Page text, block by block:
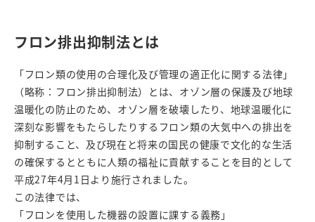
フロン排出抑制法とは
「フロン類の使用の合理化及び管理の適正化に関する法律」
（略称：フロン排出抑制法）とは、オゾン層の保護及び地球
温暖化の防止のため、オゾン層を破壊したり、地球温暖化に
深刻な影響をもたらしたりするフロン類の大気中への排出を
抑制すること、及び現在と将来の国民の健康で文化的な生活
の確保するとともに人類の福祉に貢献することを目的として
平成27年4月1日より施行されました。
この法律では、
「フロンを使用した機器の設置に課する義務」